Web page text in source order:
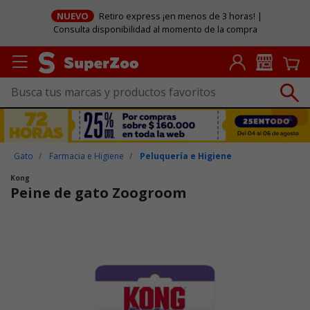
NUEVO
Retiro express ¡en menos de 3 horas! |
Consulta disponibilidad al momento de la compra
Gato Farmacia e Higiene Peluquería e Higiene
Kong
Peine de gato Zoogroom